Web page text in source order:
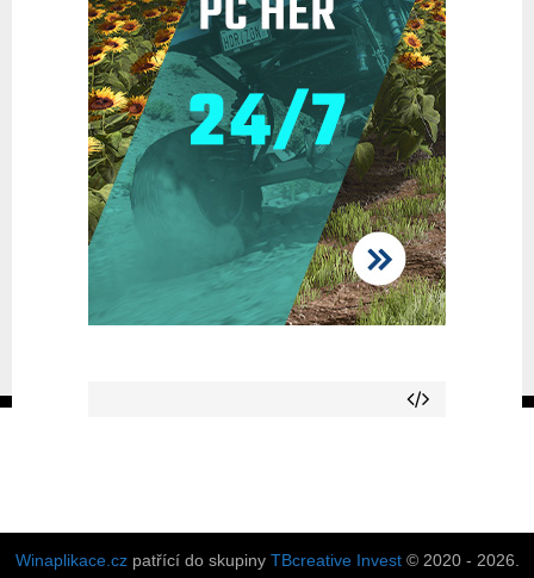
Winaplikace.czpatřící do skupiny TBcreative Invest© 2020 - 2026.